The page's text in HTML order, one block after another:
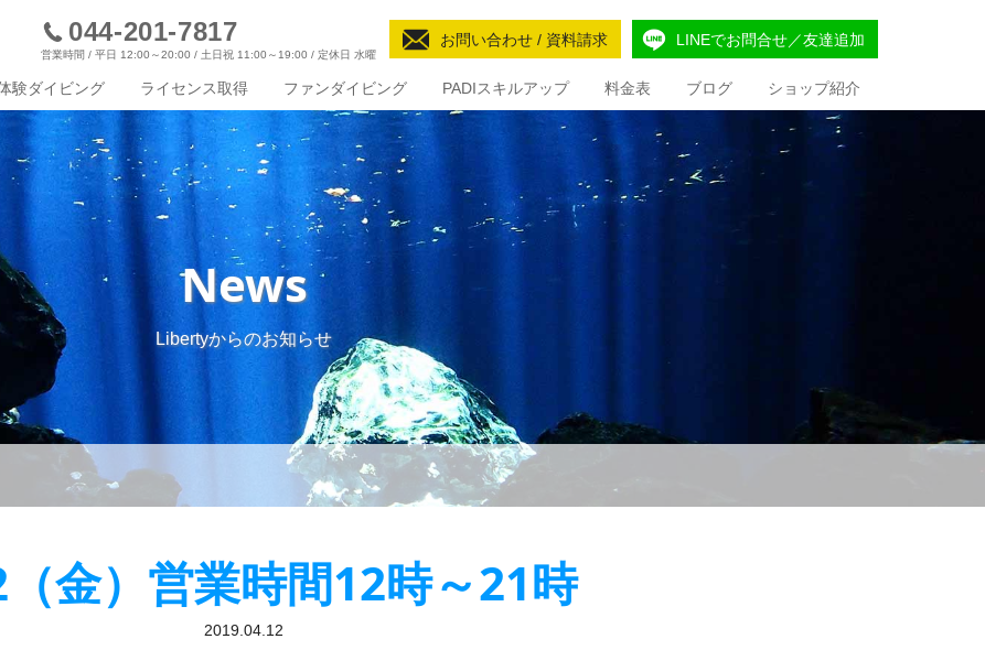
044-201-7817
営業時間 / 平日 12:00～20:00 / 土日祝 11:00～19:00 / 定休日 水曜
お問い合わせ / 資料請求 LINEでお問合せ／友達追加
験ダイビング ライセンス取得 ファンダイビング PADIスキルアップ 料金表 ブログ ショップ紹介
News
Libertyからのお知らせ
金）営業時間12時～21時
2019.04.12